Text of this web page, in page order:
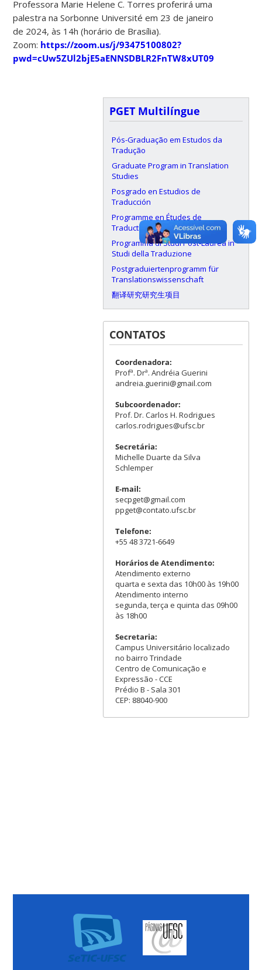
Professora Marie Helene C. Torres proferirá uma
palestra na Sorbonne Université em 23 de janeiro
de 2024, às 14h (horário de Brasília).
Zoom: https://zoom.us/j/93475100802?
pwd=cUw5ZUl2bjE5aENNSDBLR2FnTW8xUT09
PGET Multilíngue
Pós-Graduação em Estudos da
Tradução
Graduate Program in Translation
Studies
Posgrado en Estudios de
Traducción
Programme en Études de
Traduction
Programma di Studi Post-Laurea in
Studi della Traduzione
Postgraduiertenprogramm für
Translationswissenschaft
翻译研究研究生项目
CONTATOS
Coordenadora:
Profª. Drª. Andréia Guerini
andreia.guerini@gmail.com
Subcoordenador:
Prof. Dr. Carlos H. Rodrigues
carlos.rodrigues@ufsc.br
Secretária:
Michelle Duarte da Silva
Schlemper
E-mail:
secpget@gmail.com
ppget@contato.ufsc.br
Telefone:
+55 48 3721-6649
Horários de Atendimento:
Atendimento externo
quarta e sexta das 10h00 às 19h00
Atendimento interno
segunda, terça e quinta das 09h00
às 18h00
Secretaria:
Campus Universitário localizado
no bairro Trindade
Centro de Comunicação e
Expressão - CCE
Prédio B - Sala 301
CEP: 88040-900